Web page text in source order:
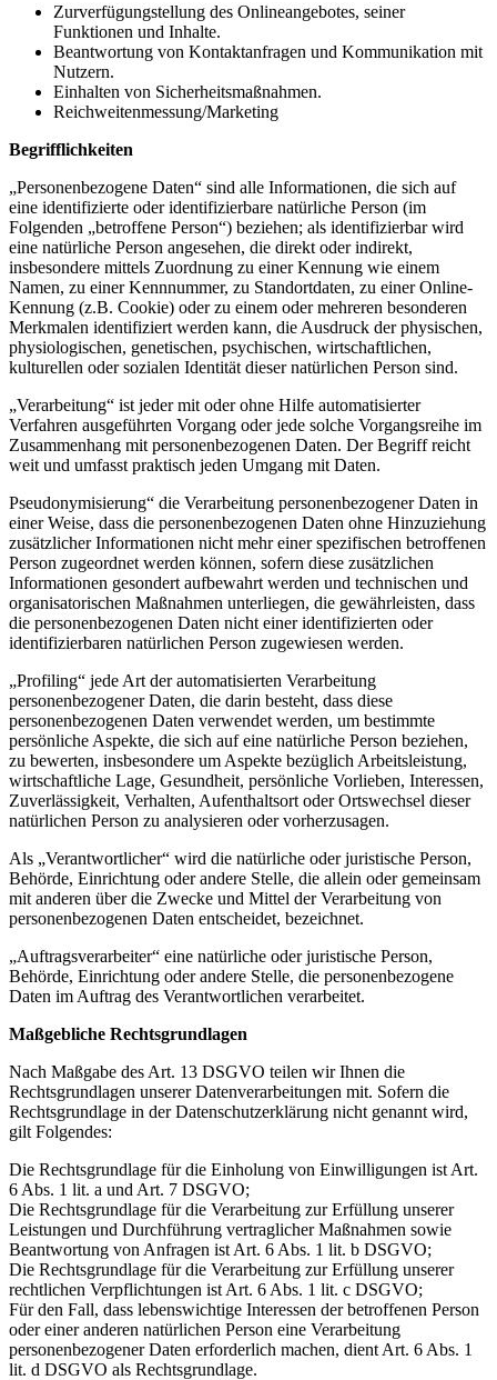
Zurverfügungstellung des Onlineangebotes, seiner
Funktionen und Inhalte.
Beantwortung von Kontaktanfragen und Kommunikation mit
Nutzern.
Einhalten von Sicherheitsmaßnahmen.
Reichweitenmessung/Marketing
Begrifflichkeiten
„Personenbezogene Daten“ sind alle Informationen, die sich auf
eine identifizierte oder identifizierbare natürliche Person (im
Folgenden „betroffene Person“) beziehen; als identifizierbar wird
eine natürliche Person angesehen, die direkt oder indirekt,
insbesondere mittels Zuordnung zu einer Kennung wie einem
Namen, zu einer Kennnummer, zu Standortdaten, zu einer Online-
Kennung (z.B. Cookie) oder zu einem oder mehreren besonderen
Merkmalen identifiziert werden kann, die Ausdruck der physischen,
physiologischen, genetischen, psychischen, wirtschaftlichen,
kulturellen oder sozialen Identität dieser natürlichen Person sind.
„Verarbeitung“ ist jeder mit oder ohne Hilfe automatisierter
Verfahren ausgeführten Vorgang oder jede solche Vorgangsreihe im
Zusammenhang mit personenbezogenen Daten. Der Begriff reicht
weit und umfasst praktisch jeden Umgang mit Daten.
Pseudonymisierung“ die Verarbeitung personenbezogener Daten in
einer Weise, dass die personenbezogenen Daten ohne Hinzuziehung
zusätzlicher Informationen nicht mehr einer spezifischen betroffenen
Person zugeordnet werden können, sofern diese zusätzlichen
Informationen gesondert aufbewahrt werden und technischen und
organisatorischen Maßnahmen unterliegen, die gewährleisten, dass
die personenbezogenen Daten nicht einer identifizierten oder
identifizierbaren natürlichen Person zugewiesen werden.
„Profiling“ jede Art der automatisierten Verarbeitung
personenbezogener Daten, die darin besteht, dass diese
personenbezogenen Daten verwendet werden, um bestimmte
persönliche Aspekte, die sich auf eine natürliche Person beziehen,
zu bewerten, insbesondere um Aspekte bezüglich Arbeitsleistung,
wirtschaftliche Lage, Gesundheit, persönliche Vorlieben, Interessen,
Zuverlässigkeit, Verhalten, Aufenthaltsort oder Ortswechsel dieser
natürlichen Person zu analysieren oder vorherzusagen.
Als „Verantwortlicher“ wird die natürliche oder juristische Person,
Behörde, Einrichtung oder andere Stelle, die allein oder gemeinsam
mit anderen über die Zwecke und Mittel der Verarbeitung von
personenbezogenen Daten entscheidet, bezeichnet.
„Auftragsverarbeiter“ eine natürliche oder juristische Person,
Behörde, Einrichtung oder andere Stelle, die personenbezogene
Daten im Auftrag des Verantwortlichen verarbeitet.
Maßgebliche Rechtsgrundlagen
Nach Maßgabe des Art. 13 DSGVO teilen wir Ihnen die
Rechtsgrundlagen unserer Datenverarbeitungen mit. Sofern die
Rechtsgrundlage in der Datenschutzerklärung nicht genannt wird,
gilt Folgendes:
Die Rechtsgrundlage für die Einholung von Einwilligungen ist Art.
6 Abs. 1 lit. a und Art. 7 DSGVO;
Die Rechtsgrundlage für die Verarbeitung zur Erfüllung unserer
Leistungen und Durchführung vertraglicher Maßnahmen sowie
Beantwortung von Anfragen ist Art. 6 Abs. 1 lit. b DSGVO;
Die Rechtsgrundlage für die Verarbeitung zur Erfüllung unserer
rechtlichen Verpflichtungen ist Art. 6 Abs. 1 lit. c DSGVO;
Für den Fall, dass lebenswichtige Interessen der betroffenen Person
oder einer anderen natürlichen Person eine Verarbeitung
personenbezogener Daten erforderlich machen, dient Art. 6 Abs. 1
lit. d DSGVO als Rechtsgrundlage.